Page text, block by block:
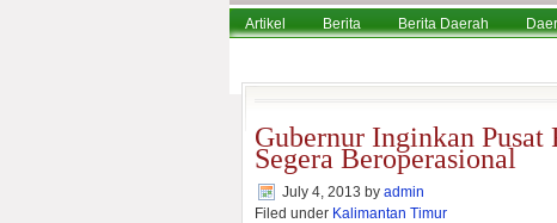
Artikel Berita Berita Daerah
Gubernur Inginkan
Segera Beroperasional
July 4, 2013 by admin
Filed under Kalimantan Timur